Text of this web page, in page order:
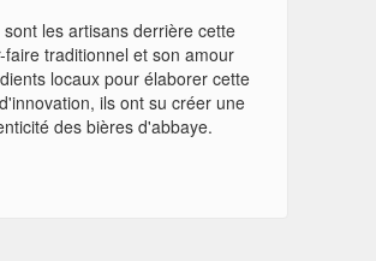
les artisans derrière cette
traditionnel et son amour
locaux pour élaborer cette
ils ont su créer une
des bières d'abbaye.